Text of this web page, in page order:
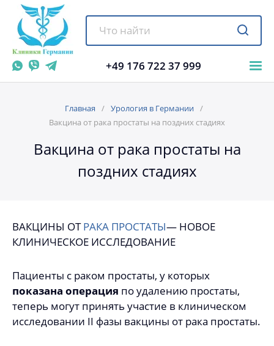
+49 176 722 37 999
Главная
Урология в Германии
Вакцина от рака простаты на поздних стадиях
Вакцина от рака простаты на
поздних стадиях
ВАКЦИНЫ ОТРАКА ПРОСТАТЫ— НОВОЕ
КЛИНИЧЕСКОЕ ИССЛЕДОВАНИЕ
Пациенты с раком простаты, у которых
показана операция по удалению простаты,
теперь могут принять участие в клиническом
исследовании II фазы вакцины от рака простаты.